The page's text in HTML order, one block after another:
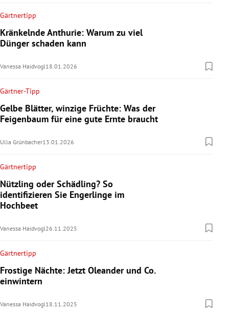
Gärtnertipp
Kränkelnde Anthurie: Warum zu viel
Dünger schaden kann
Vanessa Haidvogl18.01.2026
Gärtner-Tipp
Gelbe Blätter, winzige Früchte: Was der
Feigenbaum für eine gute Ernte braucht
Ulla Grünbacher13.01.2026
Gärtnertipp
Nützling oder Schädling? So
identifizieren Sie Engerlinge im
Hochbeet
Vanessa Haidvogl 26.11.2025
Gärtnertipp
Frostige Nächte: Jetzt Oleander und Co.
einwintern
Vanessa Haidvogl 18.11.2025